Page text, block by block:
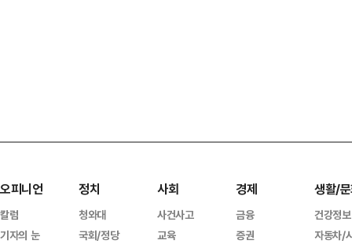
오피니언
칼럼
기자의 눈
정치
청와대
국회/정당
사회
사건사고
교육
경제
금융
증권
생활/
건강정보
자동차/